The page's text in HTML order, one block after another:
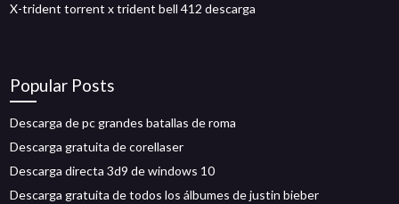
X-trident torrent x trident bell 412 descarga
Popular Posts
Descarga de pc grandes batallas de roma
Descarga gratuita de corellaser
Descarga directa 3d9 de windows 10
Descarga gratuita de todos los álbumes de justin bieber